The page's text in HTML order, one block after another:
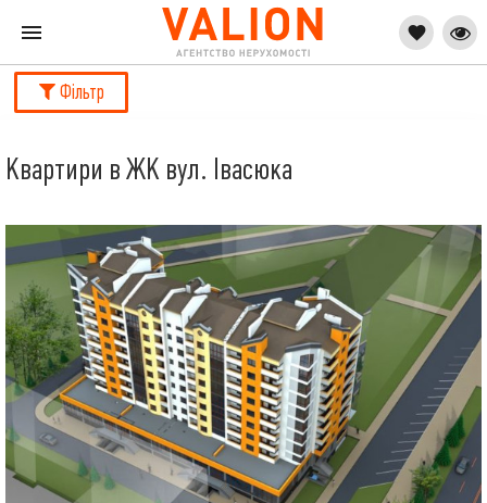
Фільтр
Квартири в ЖК вул. Івасюка